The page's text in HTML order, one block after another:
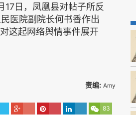
日，凤凰县对帖子所反
医院副院长何书香作出
这起网络舆情事件展开
责编: Amy
83